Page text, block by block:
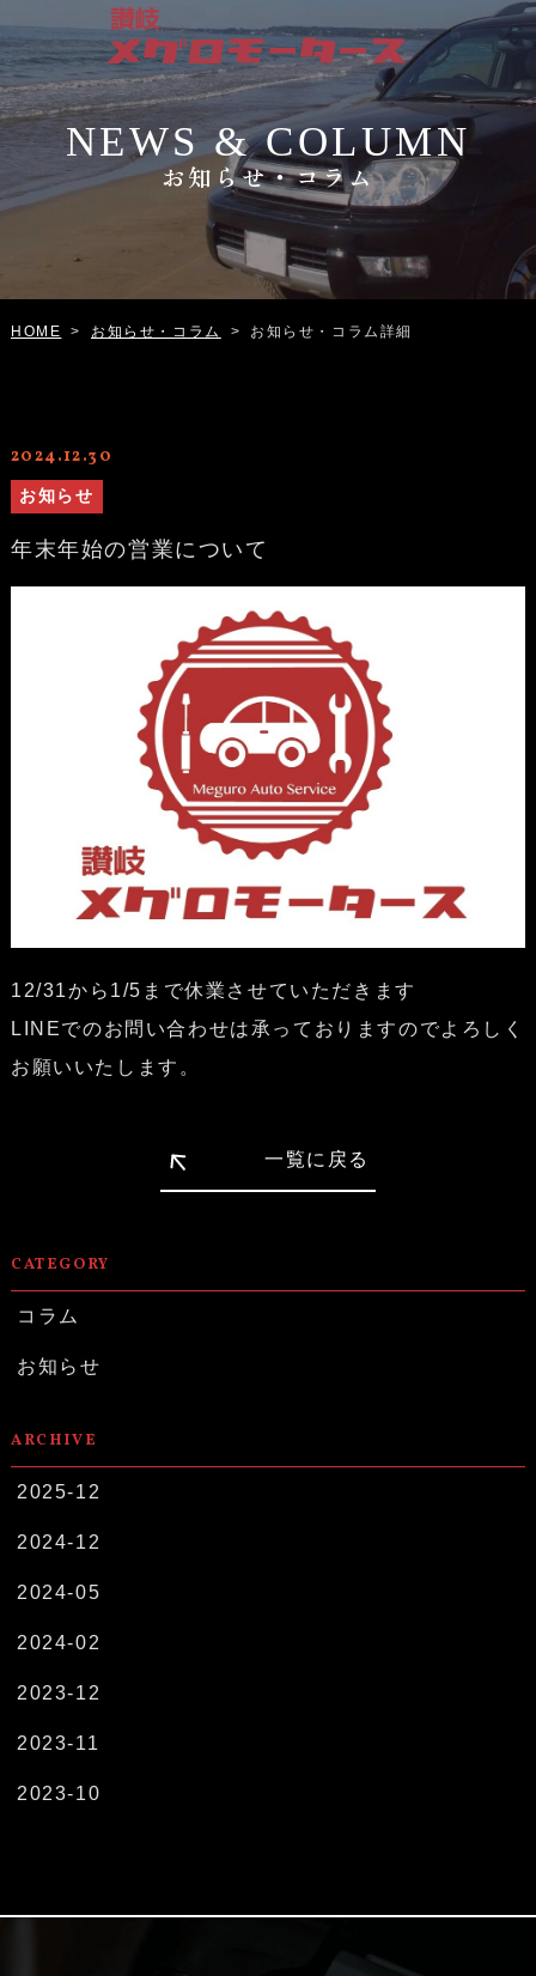
NEWS & COLUMN
お知らせ・コラム
HOME > お知らせ・コラム > お知らせ・コラム詳細
2024.12.30
お知らせ
年末年始の営業について
12/31から1/5まで休業させていただきます
LINEでのお問い合わせは承っておりますのでよろしく
お願いいたします。
一覧に戻る
CATEGORY
コラム
お知らせ
ARCHIVE
2025-12
2024-12
2024-05
2024-02
2023-12
2023-11
2023-10